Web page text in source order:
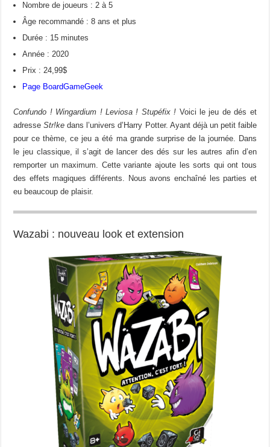
Nombre de joueurs : 2 à 5
Âge recommandé : 8 ans et plus
Durée : 15 minutes
Année : 2020
Prix : 24,99$
Page BoardGameGeek
Confundo ! Wingardium ! Leviosa ! Stupéfix ! Voici le jeu de dés et
adresseStr!ke dans l’univers d’Harry Potter. Ayant déjà un petit faible
pour ce thème, ce jeu a été ma grande surprise de la journée. Dans
le jeu classique, il s’agit de lancer des dés sur les autres afin d’en
remporter un maximum. Cette variante ajoute les sorts qui ont tous
des effets magiques différents. Nous avons enchaîné les parties et
eu beaucoup de plaisir.
Wazabi : nouveau look et extension